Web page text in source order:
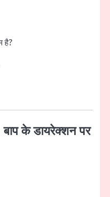
है?
के डायरेक्शन पर